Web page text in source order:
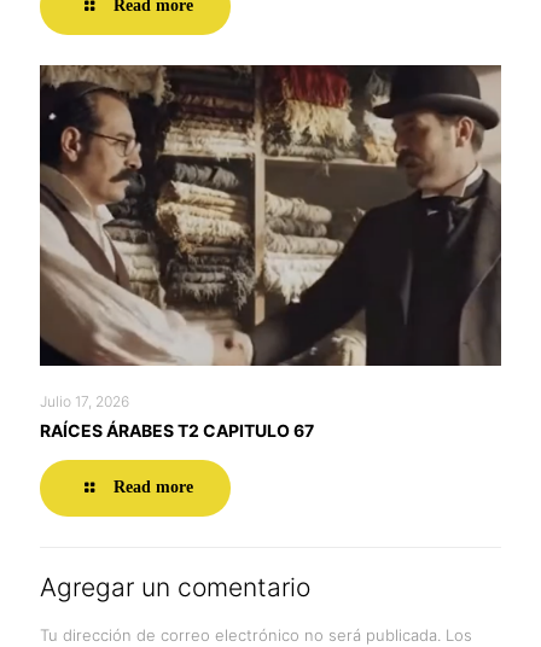
Read more
Julio 17, 2026
RAÍCES ÁRABES T2 CAPITULO 67
Read more
Agregar un comentario
Tu dirección de correo electrónico no será publicada. Los